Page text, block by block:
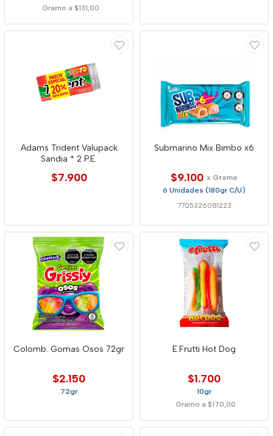
Gramo a $131,00
Adams Trident Valupack
Sandia * 2 P.E.
$7.900
Submarino Mix Bimbo x6
$9.100 x Gramo
6 Unidades (180gr C/U)
7705326081223
Colomb. Gomas Osos 72gr
$2.150
72gr
E.Frutti Hot Dog
$1.700
10gr
Gramo a $170,00